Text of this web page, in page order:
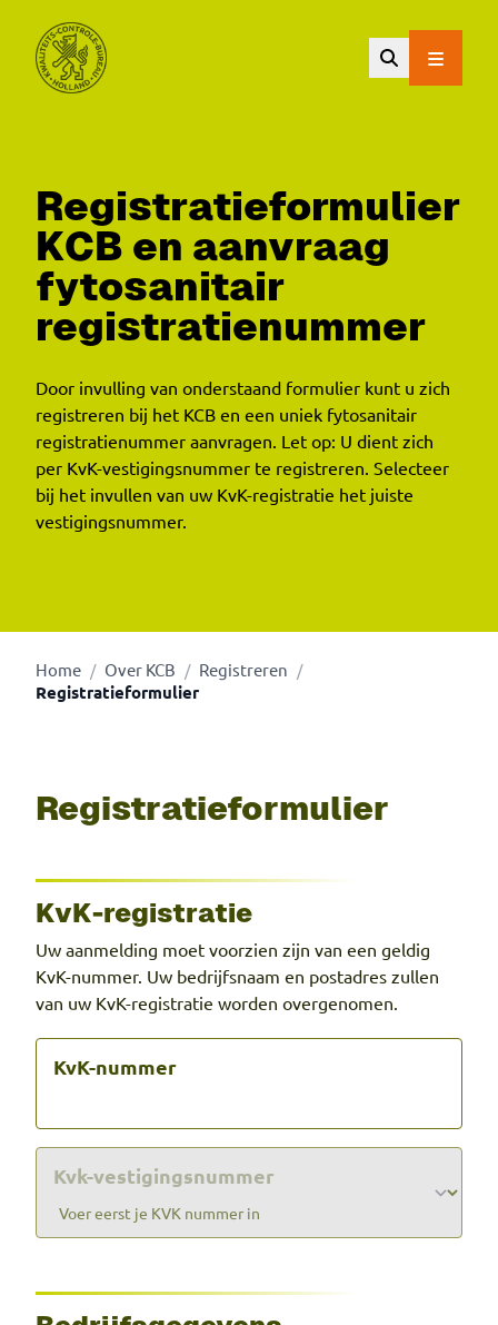
Registratieformulier
KCB en aanvraag
fytosanitair
registratienummer
Door invulling van onderstaand formulier kunt u zich
registreren bij het KCB en een uniek fytosanitair
registratienummer aanvragen. Let op: U dient zich
per KvK-vestigingsnummer te registreren. Selecteer
bij het invullen van uw KvK-registratie het juiste
vestigingsnummer.
Home / Over KCB / Registreren /
Registratieformulier
Registratieformulier
KvK-registratie
Uw aanmelding moet voorzien zijn van een geldig
KvK-nummer. Uw bedrijfsnaam en postadres zullen
van uw KvK-registratie worden overgenomen.
KvK-nummer
Kvk-vestigingsnummer